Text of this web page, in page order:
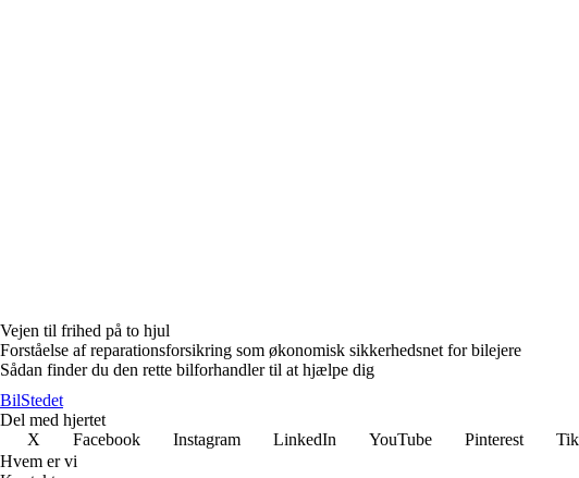
Vejen til frihed på to hjul
Forståelse af reparationsforsikring som økonomisk sikkerhedsnet for bilejere
Sådan finder du den rette bilforhandler til at hjælpe dig
BilStedet
Del med hjertet
X
Facebook Instagram LinkedIn YouTube Pinterest
Hvem er vi